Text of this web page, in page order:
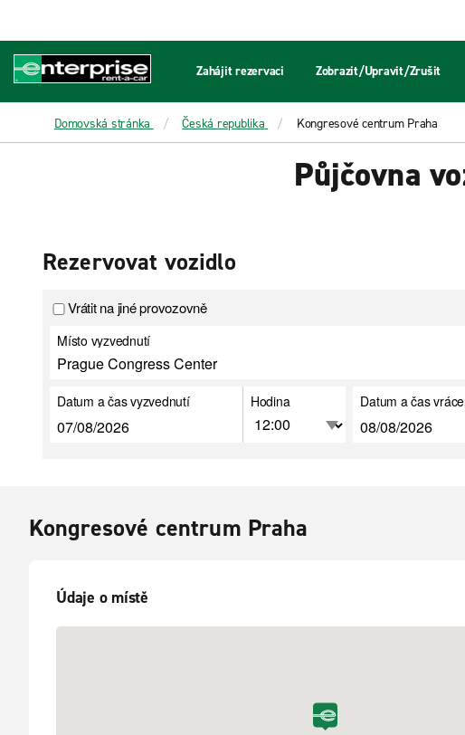
Zahájit rezervaci Zobrazit/Upravit/Zrušit
Domovská stránka Česká republika Kongresové centrum Praha
Půjčovna
Rezervovat vozidlo
Vrátit na jiné provozovně
Místo vyzvednutí
Datum a čas vyzvednutí Hodina Datum a čas
Kongresové centrum Praha
Údaje o místě